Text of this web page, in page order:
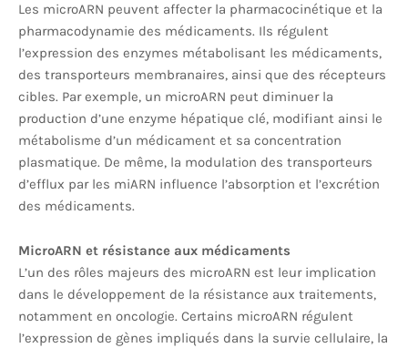
Les microARN peuvent affecter la pharmacocinétique et la
pharmacodynamie des médicaments. Ils régulent
l’expression des enzymes métabolisant les médicaments,
des transporteurs membranaires, ainsi que des récepteurs
cibles. Par exemple, un microARN peut diminuer la
production d’une enzyme hépatique clé, modifiant ainsi le
métabolisme d’un médicament et sa concentration
plasmatique. De même, la modulation des transporteurs
d’efflux par les miARN influence l’absorption et l’excrétion
des médicaments.
MicroARN et résistance aux médicaments
L’un des rôles majeurs des microARN est leur implication
dans le développement de la résistance aux traitements,
notamment en oncologie. Certains microARN régulent
l’expression de gènes impliqués dans la survie cellulaire, la